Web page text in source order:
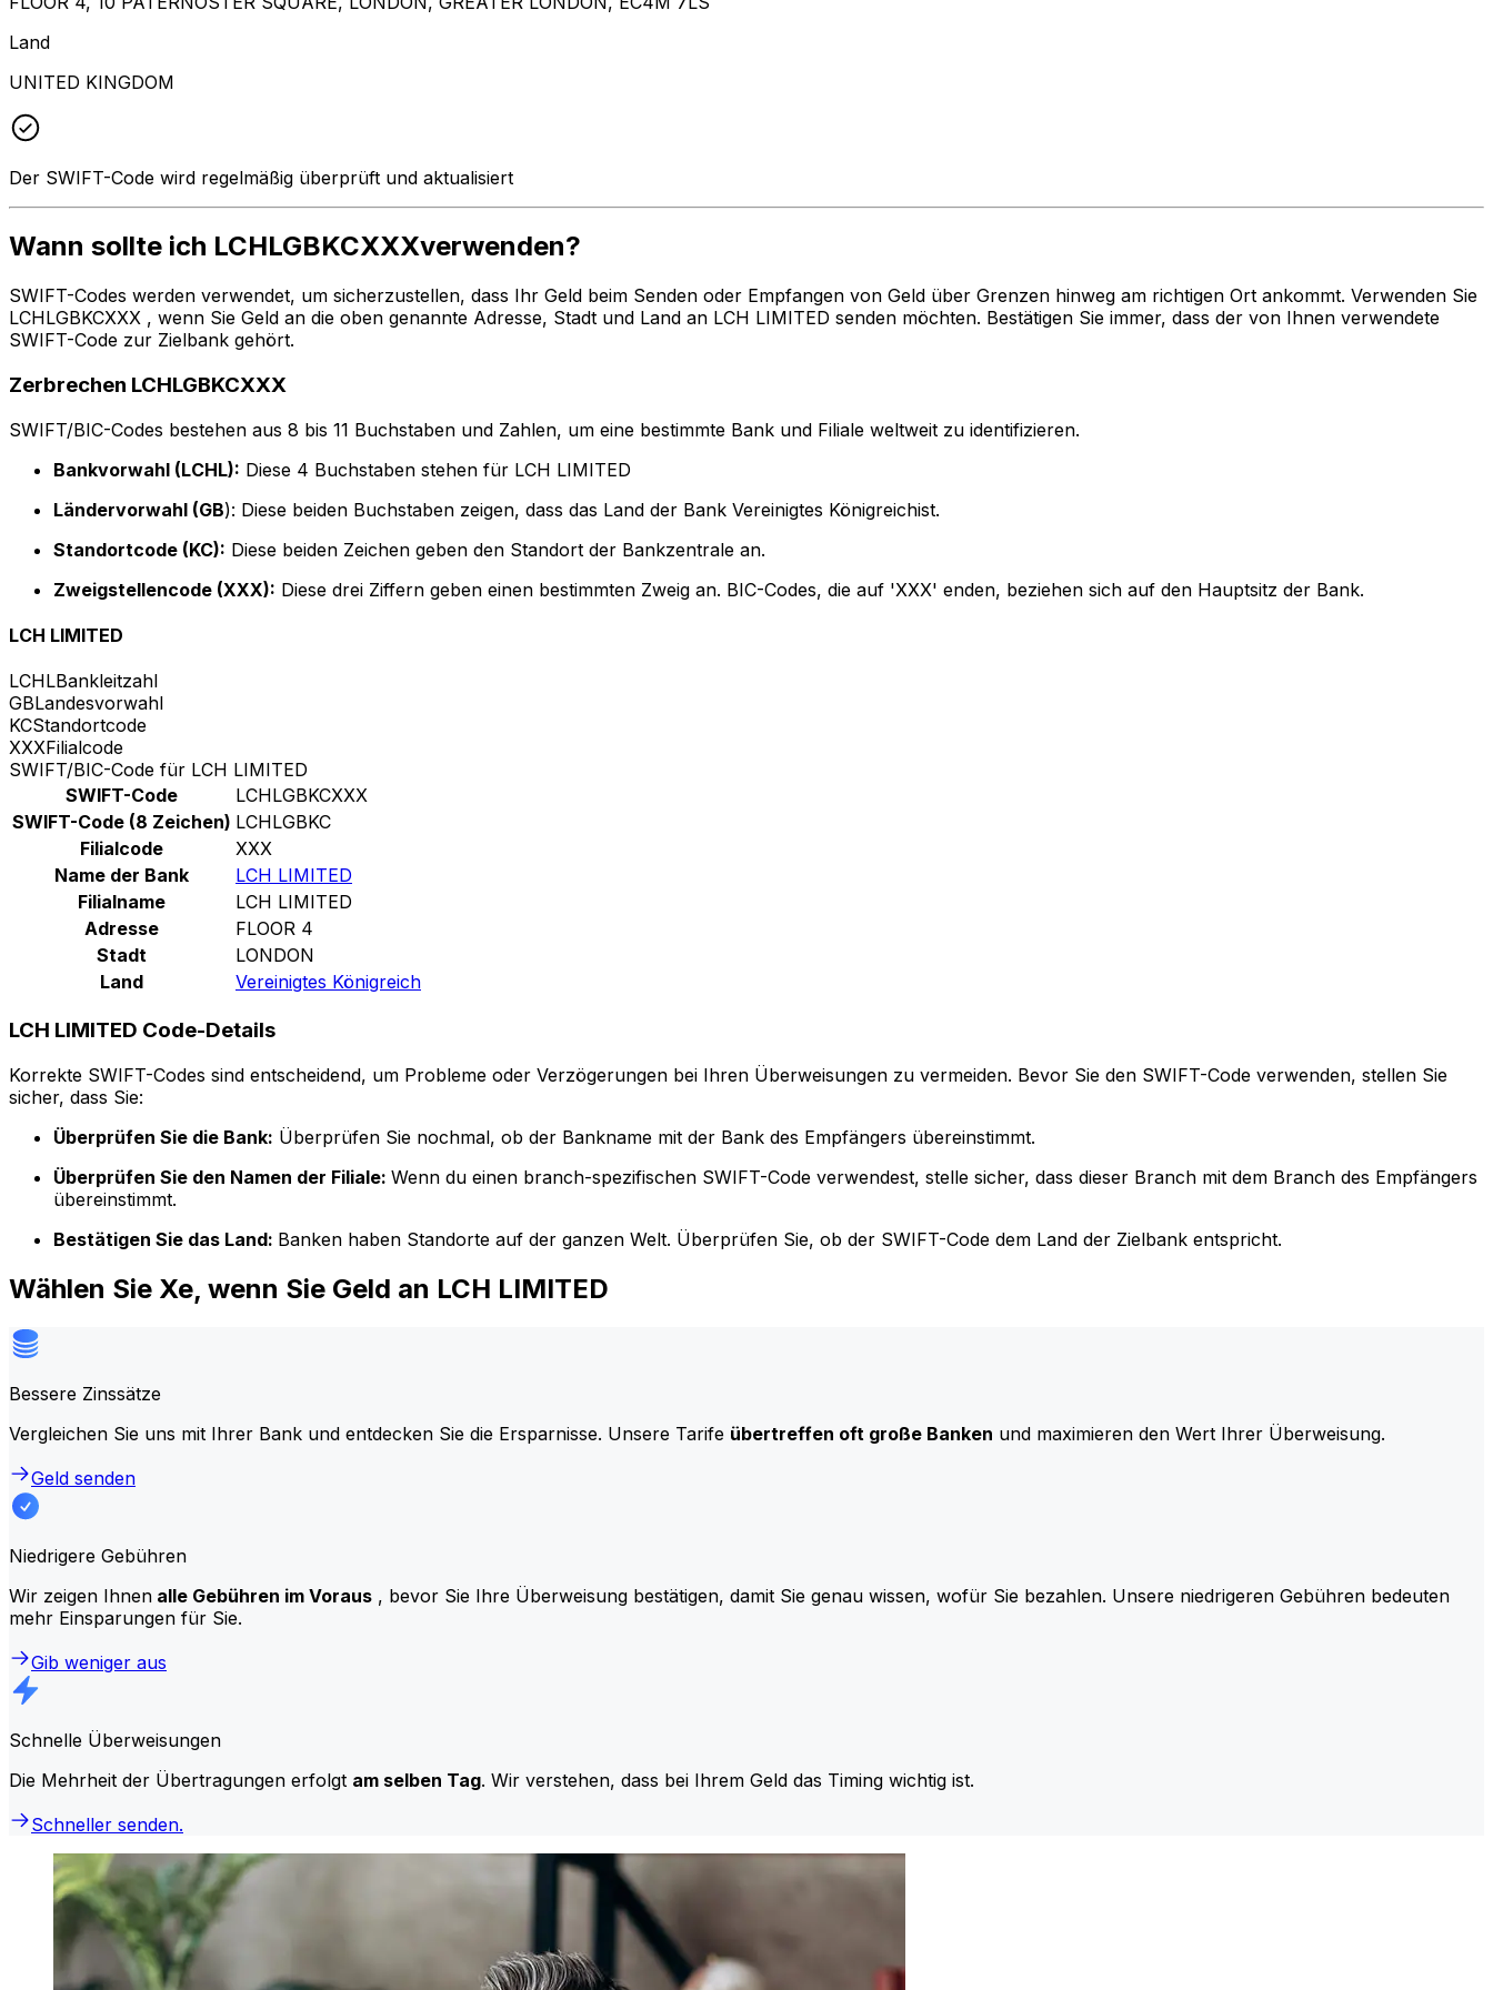
Land
UNITED KINGDOM
Der SWIFT-Code wird regelmäßig überprüft und aktualisiert
Wann sollte ich LCHLGBKCXXXverwenden?
SWIFT-Codes werden verwendet, um sicherzustellen, dass Ihr Geld beim Senden oder Empfangen von Geld über Grenzen hinweg am richtigen Ort ankommt. Verwenden Sie
LCHLGBKCXXX , wenn Sie Geld an die oben genannte Adresse, Stadt und Land an LCH LIMITED senden möchten. Bestätigen Sie immer, dass der von Ihnen verwendete
SWIFT-Code zur Zielbank gehört.
Zerbrechen LCHLGBKCXXX
SWIFT/BIC-Codes bestehen aus 8 bis 11 Buchstaben und Zahlen, um eine bestimmte Bank und Filiale weltweit zu identifizieren.
Bankvorwahl (LCHL): Diese 4 Buchstaben stehen für LCH LIMITED
Ländervorwahl (GB): Diese beiden Buchstaben zeigen, dass das Land der Bank Vereinigtes Königreichist.
Standortcode (KC): Diese beiden Zeichen geben den Standort der Bankzentrale an.
Zweigstellencode (XXX): Diese drei Ziffern geben einen bestimmten Zweig an. BIC-Codes, die auf 'XXX' enden, beziehen sich auf den Hauptsitz der Bank.
LCH LIMITED
LCHLBankleitzahl
GBLandesvorwahl
KCStandortcode
XXXFilialcode
SWIFT/BIC-Code für LCH LIMITED
SWIFT-Code
LCHLGBKCXXX
SWIFT-Code (8 Zeichen) LCHLGBKC
Filialcode
XXX
Name der Bank
LCH LIMITED
Filialname
LCH LIMITED
Adresse
FLOOR 4
Stadt
LONDON
Land
Vereinigtes Königreich
LCH LIMITED Code-Details
Korrekte SWIFT-Codes sind entscheidend, um Probleme oder Verzögerungen bei Ihren Überweisungen zu vermeiden. Bevor Sie den SWIFT-Code verwenden, stellen Sie
sicher, dass Sie:
Überprüfen Sie die Bank: Überprüfen Sie nochmal, ob der Bankname mit der Bank des Empfängers übereinstimmt.
Überprüfen Sie den Namen der Filiale: Wenn du einen branch-spezifischen SWIFT-Code verwendest, stelle sicher, dass dieser Branch mit dem Branch des Empfängers
übereinstimmt.
Bestätigen Sie das Land: Banken haben Standorte auf der ganzen Welt. Überprüfen Sie, ob der SWIFT-Code dem Land der Zielbank entspricht.
Wählen Sie Xe, wenn Sie Geld an LCH LIMITED
Bessere Zinssätze
Vergleichen Sie uns mit Ihrer Bank und entdecken Sie die Ersparnisse. Unsere Tarife übertreffen oft große Banken und maximieren den Wert Ihrer Überweisung.
Geld senden
Niedrigere Gebühren
Wir zeigen Ihnen alle Gebühren im Voraus , bevor Sie Ihre Überweisung bestätigen, damit Sie genau wissen, wofür Sie bezahlen. Unsere niedrigeren Gebühren bedeuten
mehr Einsparungen für Sie.
Gib weniger aus
Schnelle Überweisungen
Die Mehrheit der Übertragungen erfolgt am selben Tag. Wir verstehen, dass bei Ihrem Geld das Timing wichtig ist.
Schneller senden.